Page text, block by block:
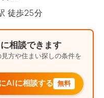
徒歩25分
相談できます
方や住まい探しの条件を
AIに相談する 無料